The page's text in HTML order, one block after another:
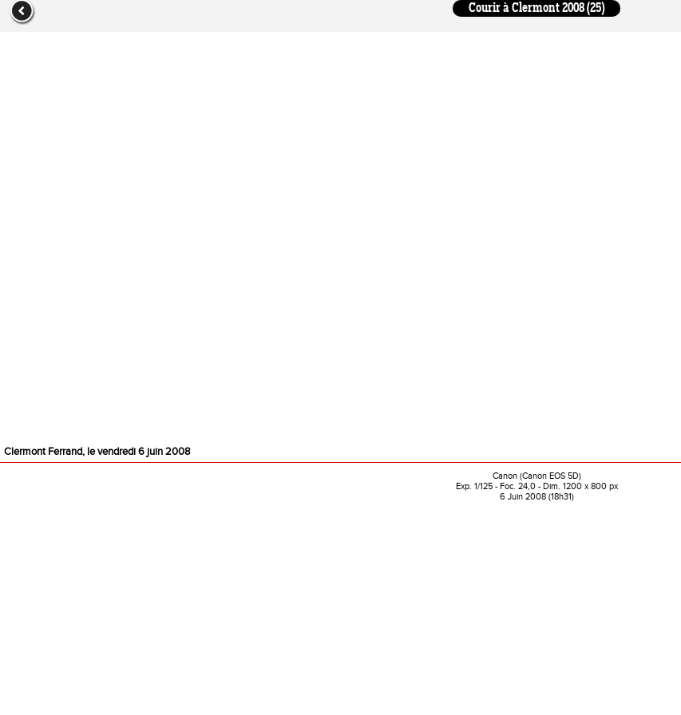
Courir à Clermont 2008 (25)
Clermont Ferrand, le vendredi 6 juin 2008
Canon (Canon EOS 5D)
Exp. 1/125 - Foc. 24,0 - Dim. 1200 x 800 px
6 Juin 2008 (18h31)